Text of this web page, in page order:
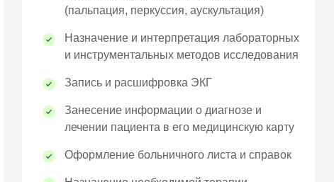
(пальпация, перкуссия, аускультация)
Назначение и интерпретация лабораторных
и инструментальных методов исследования
Запись и расшифровка ЭКГ
Занесение информации о диагнозе и
лечении пациента в его медицинскую карту
Оформление больничного листа и справок